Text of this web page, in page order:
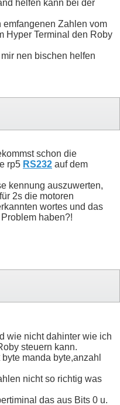
schreiben
helfen kann bei der
Zahlen vom
Hyper Terminal den Roby
nen bischen helfen
schon die
rp5 RS232 auf dem
kennung auszuwerten,
2s die motoren
wortes und das
haben?!
wie nicht dahinter wie ich
steuern kann.
manda byte,anzahl
nicht so richtig was
das aus Bits 0 u.